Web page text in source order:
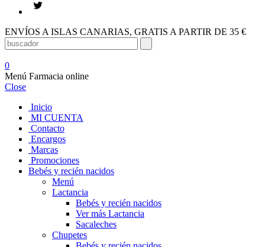
ENVÍOS A ISLAS CANARIAS, GRATIS A PARTIR DE 35 €
0
Menú Farmacia online
Close
Inicio
MI CUENTA
Contacto
Encargos
Marcas
Promociones
Bebés y recién nacidos
Menú
Lactancia
Bebés y recién nacidos
Ver más Lactancia
Sacaleches
Chupetes